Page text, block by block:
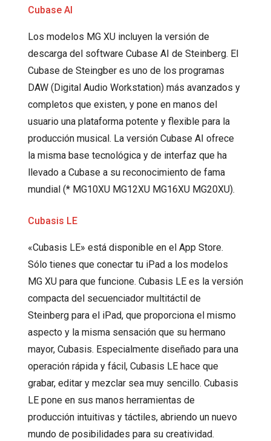
Cubase AI
Los modelos MG XU incluyen la versión de
descarga del software Cubase AI de Steinberg. El
Cubase de Steingber es uno de los programas
DAW (Digital Audio Workstation) más avanzados y
completos que existen, y pone en manos del
usuario una plataforma potente y flexible para la
producción musical. La versión Cubase AI ofrece
la misma base tecnológica y de interfaz que ha
llevado a Cubase a su reconocimiento de fama
mundial (* MG10XU MG12XU MG16XU MG20XU).
Cubasis LE
«Cubasis LE» está disponible en el App Store.
Sólo tienes que conectar tu iPad a los modelos
MG XU para que funcione. Cubasis LE es la versión
compacta del secuenciador multitáctil de
Steinberg para el iPad, que proporciona el mismo
aspecto y la misma sensación que su hermano
mayor, Cubasis. Especialmente diseñado para una
operación rápida y fácil, Cubasis LE hace que
grabar, editar y mezclar sea muy sencillo. Cubasis
LE pone en sus manos herramientas de
producción intuitivas y táctiles, abriendo un nuevo
mundo de posibilidades para su creatividad.